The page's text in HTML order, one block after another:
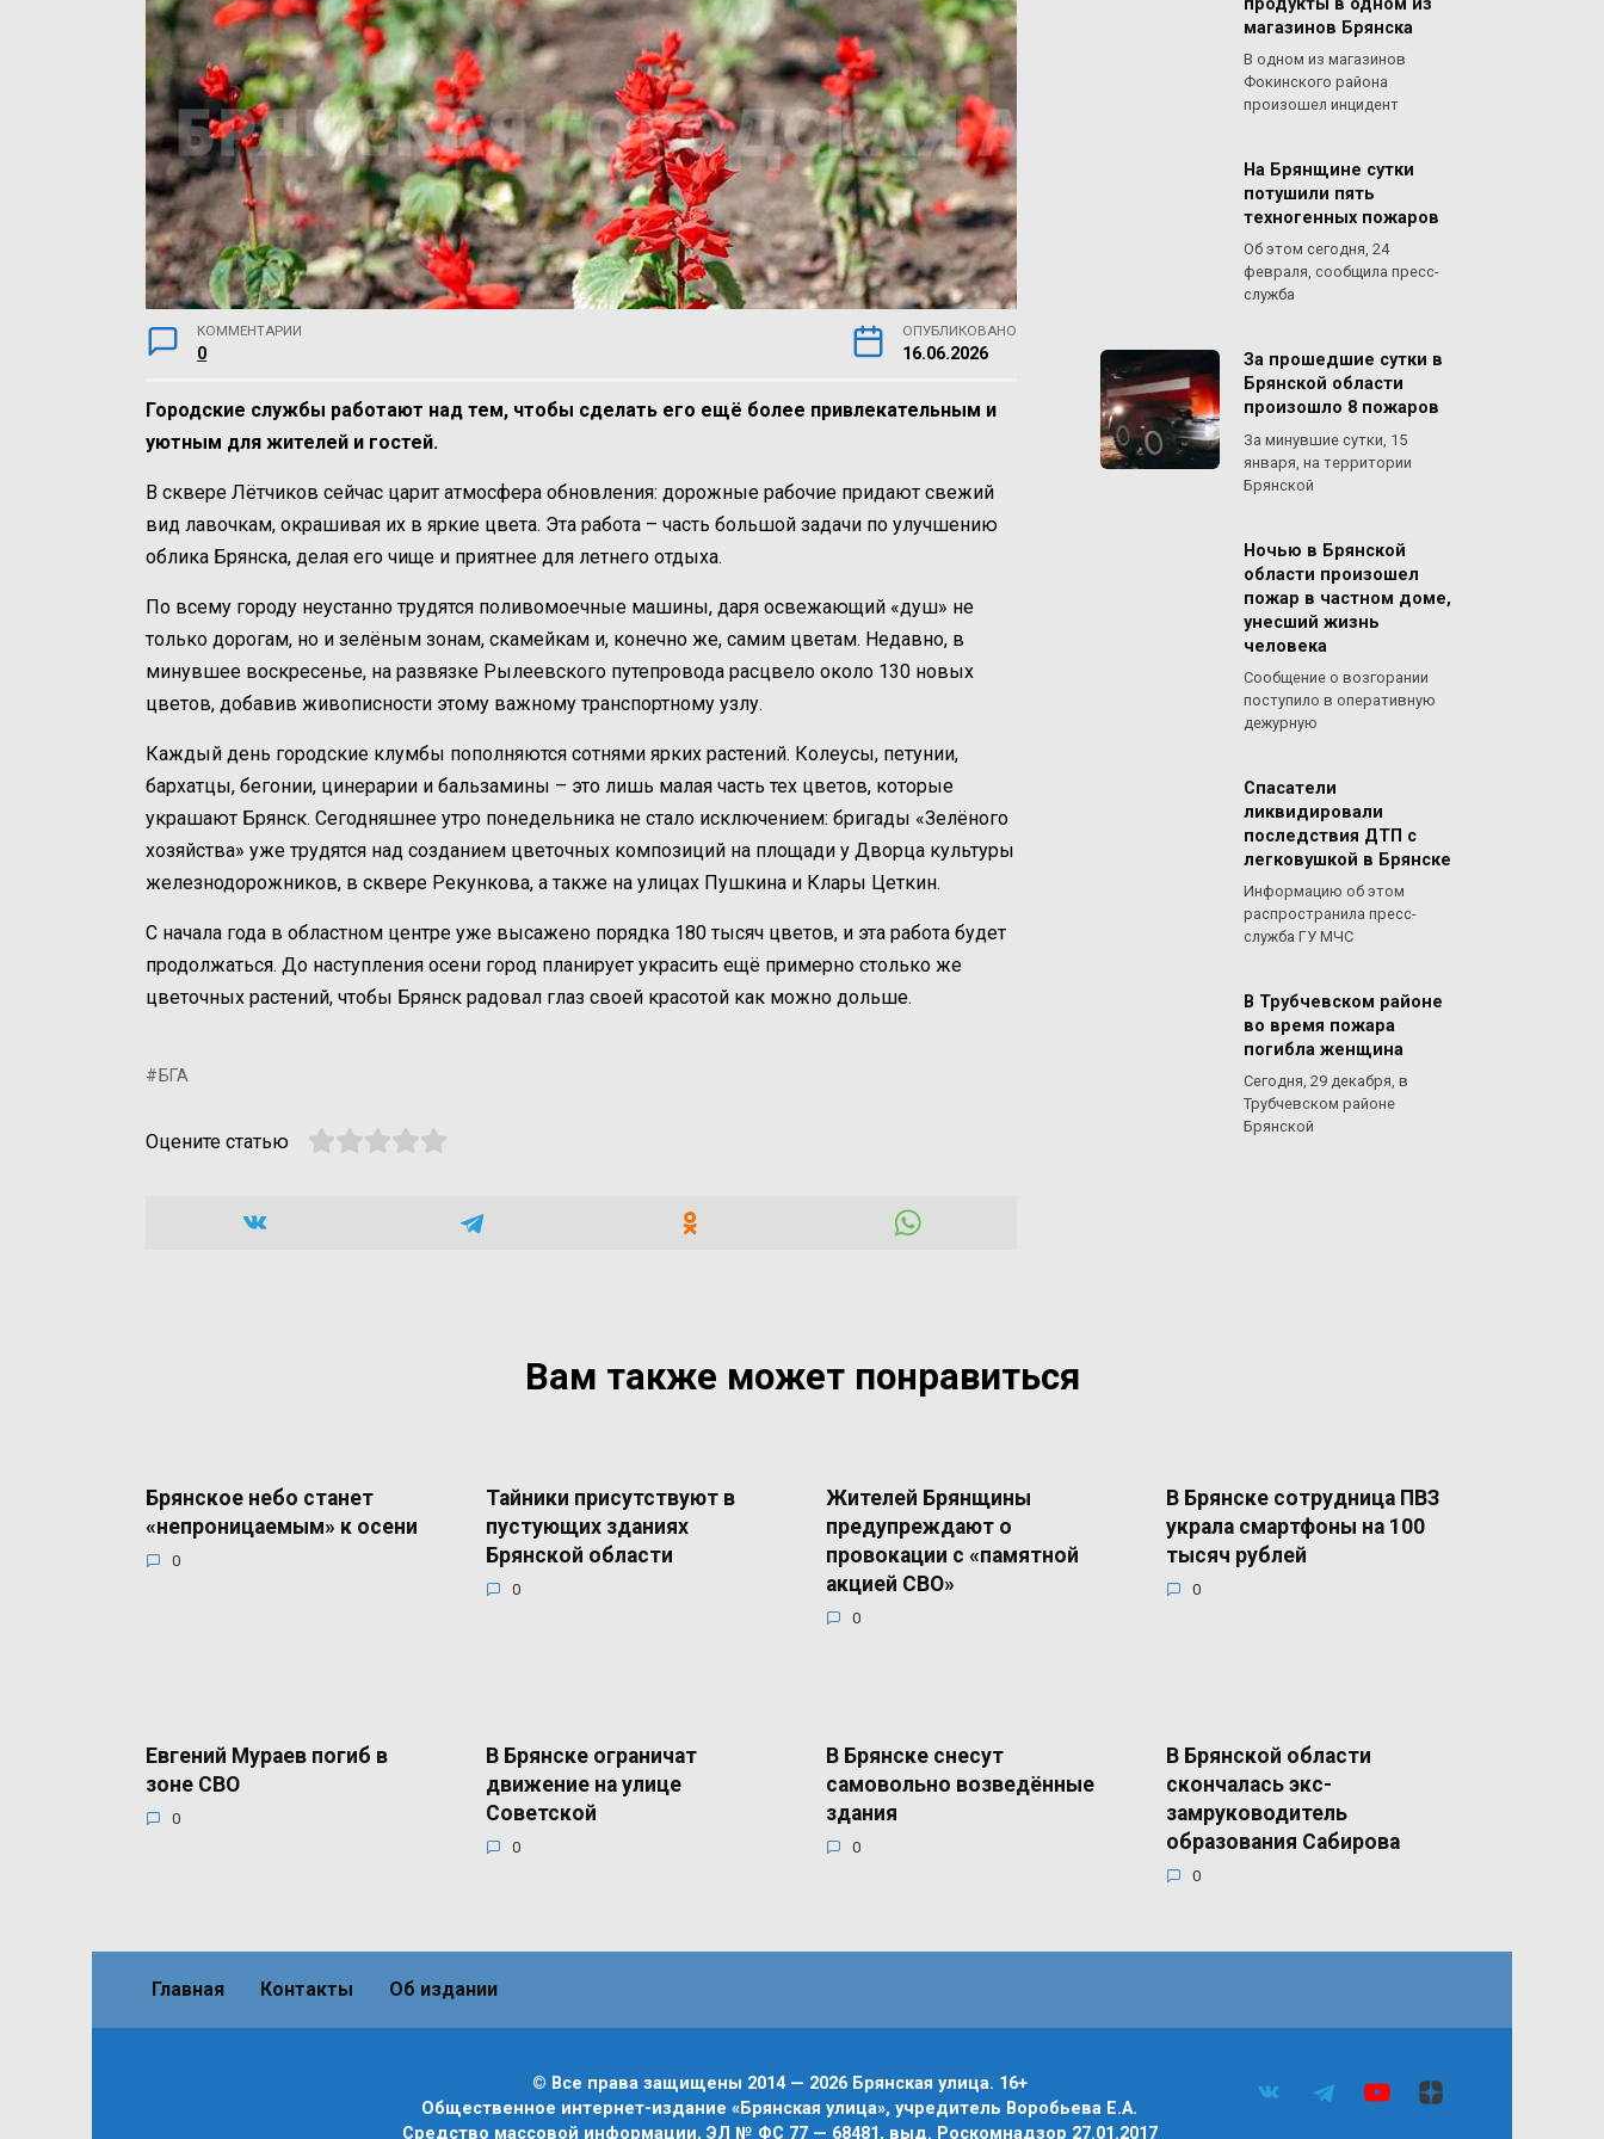
КОММЕНТАРИИ
0
ОПУБЛИКОВАНО
16.06.2026
Городские службы работают над тем, чтобы сделать его ещё более привлекательным и
уютным для жителей и гостей.
В сквере Лётчиков сейчас царит атмосфера обновления: дорожные рабочие придают свежий
вид лавочкам, окрашивая их в яркие цвета. Эта работа – часть большой задачи по улучшению
облика Брянска, делая его чище и приятнее для летнего отдыха.
По всему городу неустанно трудятся поливомоечные машины, даря освежающий «душ» не
только дорогам, но и зелёным зонам, скамейкам и, конечно же, самим цветам. Недавно, в
минувшее воскресенье, на развязке Рылеевского путепровода расцвело около 130 новых
цветов, добавив живописности этому важному транспортному узлу.
Каждый день городские клумбы пополняются сотнями ярких растений. Колеусы, петунии,
бархатцы, бегонии, цинерарии и бальзамины – это лишь малая часть тех цветов, которые
украшают Брянск. Сегодняшнее утро понедельника не стало исключением: бригады «Зелёного
хозяйства» уже трудятся над созданием цветочных композиций на площади у Дворца культуры
железнодорожников, в сквере Рекункова, а также на улицах Пушкина и Клары Цеткин.
С начала года в областном центре уже высажено порядка 180 тысяч цветов, и эта работа будет
продолжаться. До наступления осени город планирует украсить ещё примерно столько же
цветочных растений, чтобы Брянск радовал глаз своей красотой как можно дольше.
БГА
Оцените статью
продукты в одном из
магазинов Брянска
В одном из магазинов
Фокинского района
произошел инцидент
На Брянщине сутки
потушили пять
техногенных пожаров
Об этом сегодня, 24
февраля, сообщила пресс-
служба
За прошедшие сутки в
Брянской области
произошло 8 пожаров
За минувшие сутки, 15
января, на территории
Брянской
Ночью в Брянской
области произошел
пожар в частном доме,
унесший жизнь
человека
Сообщение о возгорании
поступило в оперативную
дежурную
Спасатели
ликвидировали
последствия ДТП с
легковушкой в Брянске
Информацию об этом
распространила пресс-
служба ГУ МЧС
В Трубчевском районе
во время пожара
погибла женщина
Сегодня, 29 декабря, в
Трубчевском районе
Брянской
Вам также может понравиться
Брянское небо станет
«непроницаемым» к осени
0
Тайники присутствуют в
пустующих зданиях
Брянской области
0
Жителей Брянщины
предупреждают о
провокации с «памятной
акцией СВО»
0
В Брянске сотрудница ПВЗ
украла смартфоны на 100
тысяч рублей
0
Евгений Мураев погиб в
зоне СВО
0
В Брянске ограничат
движение на улице
Советской
0
В Брянске снесут
самовольно возведённые
здания
0
В Брянской области
скончалась экс-
замруководитель
образования Сабирова
0
Главная Контакты Об издании
© Все права защищены 2014 — 2026 Брянская улица. 16+
Общественное интернет-издание «Брянская улица», учредитель Воробьева Е.А.
Средство массовой информации, ЭЛ № ФС 77 — 68481, выд. Роскомнадзор 27.01.2017